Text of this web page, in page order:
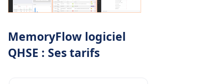
MemoryFlow logiciel
QHSE : Ses tarifs